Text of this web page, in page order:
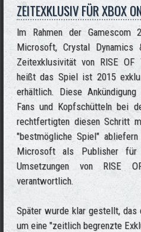
ZEITEXKLUSIV FÜR XBOX
Im Rahmen der Gamescom
Microsoft, Crystal
Zeitexklusivität von RISE OF
heißt das Spiel ist 2015
erhältlich. Diese
Fans und Kopfschütteln bei
rechtfertigten diesen Schritt
"bestmögliche Spiel"
Microsoft als Publisher
Umsetzungen von RISE
verantwortlich.
Später wurde klar gestellt,
um eine "zeitlich begrenzte